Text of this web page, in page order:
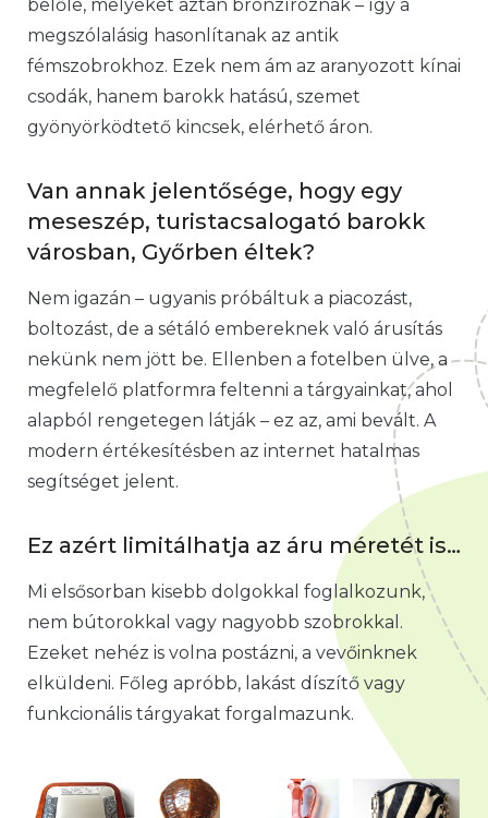
belőle, melyeket aztán bronzíroznak – így a
megszólalásig hasonlítanak az antik
fémszobrokhoz. Ezek nem ám az aranyozott kínai
csodák, hanem barokk hatású, szemet
gyönyörködtető kincsek, elérhető áron.
Van annak jelentősége, hogy egy
meseszép, turistacsalogató barokk
városban, Győrben éltek?
Nem igazán – ugyanis próbáltuk a piacozást,
boltozást, de a sétáló embereknek való árusítás
nekünk nem jött be. Ellenben a fotelben ülve, a
megfelelő platformra feltenni a tárgyainkat, ahol
alapból rengetegen látják – ez az, ami bevált. A
modern értékesítésben az internet hatalmas
segítséget jelent.
Ez azért limitálhatja az áru méretét is…
Mi elsősorban kisebb dolgokkal foglalkozunk,
nem bútorokkal vagy nagyobb szobrokkal.
Ezeket nehéz is volna postázni, a vevőinknek
elküldeni. Főleg apróbb, lakást díszítő vagy
funkcionális tárgyakat forgalmazunk.